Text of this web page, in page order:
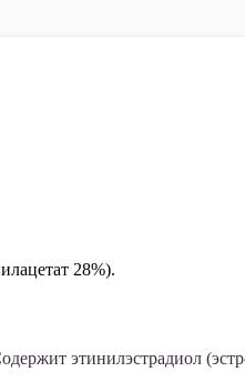
28%).
этинилэстрадиол